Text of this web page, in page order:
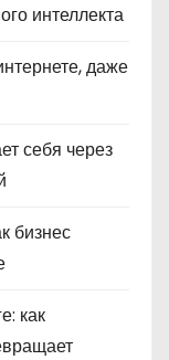
интеллекта
даже
себя через
бизнес
как